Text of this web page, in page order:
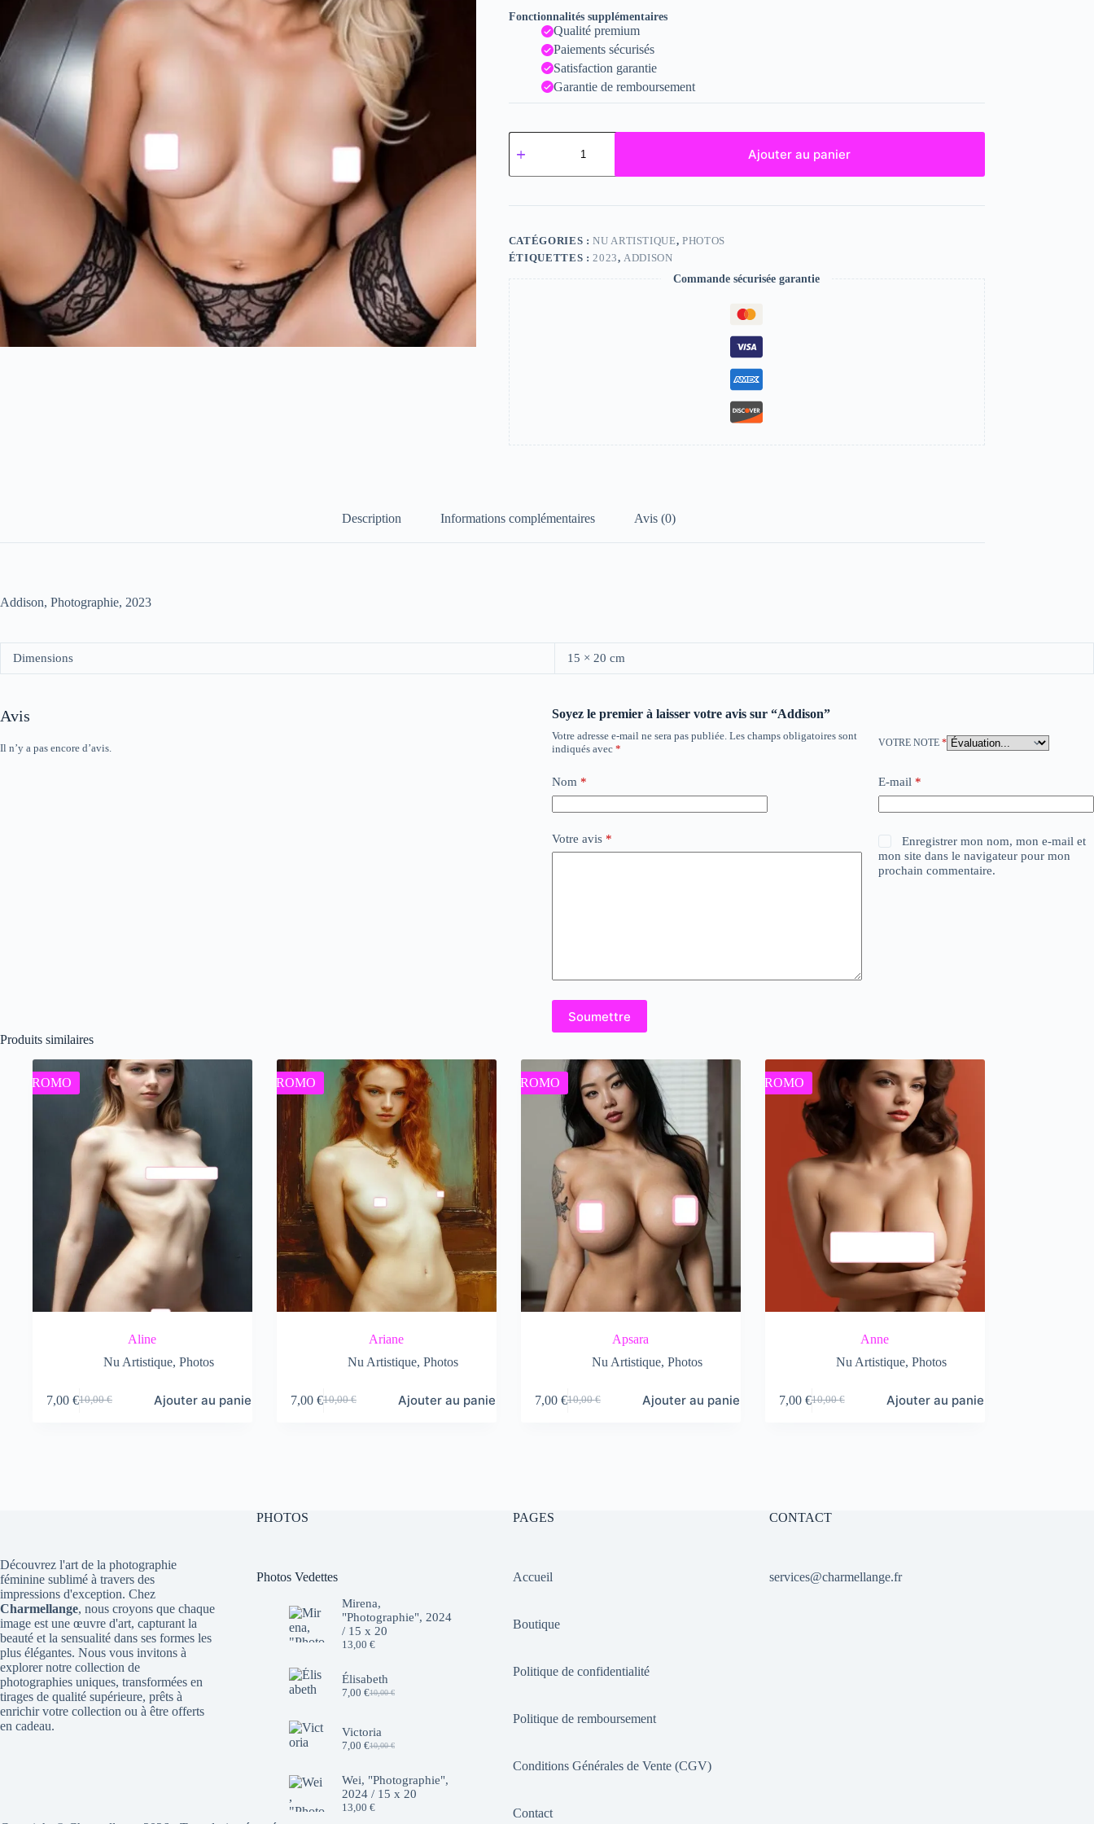
Fonctionnalités supplémentaires
Qualité premium
Paiements sécurisés
Satisfaction garantie
Garantie de remboursement
quantité
de
Ajouter au panier
CATÉGORIES :NU ARTISTIQUE,PHOTOS
ÉTIQUETTES : 2023, ADDISON
Commande sécurisée garantie
Description Informations complémentaires Avis (0)
Addison, Photographie, 2023
Dimensions 15 × 20 cm
Avis
Il n’y a pas encore d’avis.
Soyez le premier à laisser votre avis sur “Addison”
Votre adresse e-mail ne sera pas publiée. Les champs obligatoires sont
indiqués avec *
VOTRE NOTE *
Nom * E-mail *
Votre avis *
Enregistrer mon nom, mon e-mail et
mon site dans le navigateur pour mon
prochain commentaire.
Soumettre
Produits similaires
PROMO
Aline
Nu Artistique, Photos
10,00€
Le
7,00 €Le
Ajouter au panier
PROMO
Ariane
Nu Artistique, Photos
10,00€
Le
7,00 €Le
Ajouter au panier
PROMO
Apsara
Nu Artistique, Photos
10,00€
Le
7,00 €Le
Ajouter au panier
PROMO
Anne
Nu Artistique, Photos
10,00€
Le
7,00 €Le
Ajouter au panier
Découvrez l'art de la photographie
féminine sublimé à travers des
impressions d'exception. Chez
Charmellange, nous croyons que chaque
image est une œuvre d'art, capturant la
beauté et la sensualité dans ses formes les
plus élégantes. Nous vous invitons à
explorer notre collection de
photographies uniques, transformées en
tirages de qualité supérieure, prêts à
enrichir votre collection ou à être offerts
en cadeau.
PHOTOS
Photos Vedettes
Mirena,
"Photographie", 2024
/ 15 x 20
13,00 €
Élisabeth
10,00€
Le
était :
10,00 €.
7,00 €Le
est :
7,00 €.
Victoria
10,00€
Le
initial
était :
10,00 €.
7,00 €Le
actuel
est :
7,00 €.
Wei, "Photographie",
2024 / 15 x 20
13,00 €
PAGES
Accueil
Boutique
Politique de confidentialité
Politique de remboursement
Conditions Générales de Vente (CGV)
Contact
CONTACT
services@charmellange.fr